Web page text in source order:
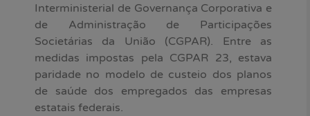
Interministerial de Governança Corporativa e
de Administração de Participações
Societárias da União (CGPAR). Entre as
medidas impostas pela CGPAR 23, estava
paridade no modelo de custeio dos planos
de saúde dos empregados das empresas
estatais federais.